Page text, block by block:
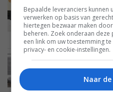
FWD MUSIC EMOTION
RECEIVERS EN
Review:
DAC – Gebouwd
muzikaal plezier
FWD MUSIC EMOTION
BRONNEN EN SPELERS
Review: Takumi
Bepaalde leveranciers kunnen
verwerken op basis van
hiertegen bezwaar maken
beheren. Zoek onderaan
een link om uw toestemming
privacy- en cookie-instellingen.
Naar